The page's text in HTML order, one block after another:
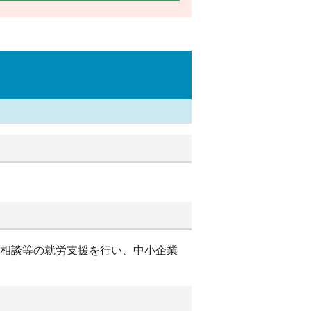
談等の就労支援を行い、中小企業